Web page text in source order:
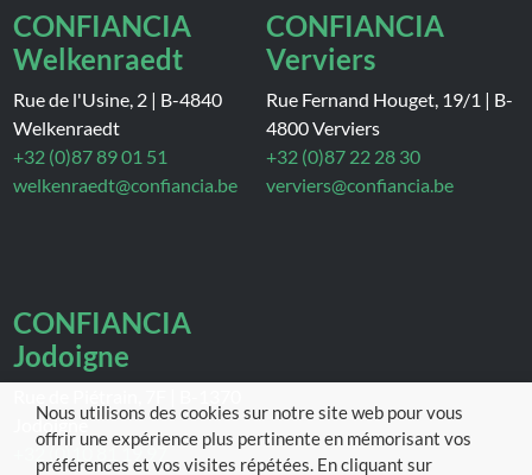
CONFIANCIA
Welkenraedt
Rue de l'Usine, 2 | B-4840
Welkenraedt
+32 (0)87 89 01 51
welkenraedt@confiancia.be
CONFIANCIA
Verviers
Rue Fernand Houget, 19/1 | B-
4800 Verviers
+32 (0)87 22 28 30
verviers@confiancia.be
CONFIANCIA
Jodoigne
Jodoigne
+32 (0)10 81 19 97
Nous utilisons des cookies sur notre site web pour vous
offrir une expérience plus pertinente en mémorisant vos
préférences et vos visites répétées. En cliquant sur